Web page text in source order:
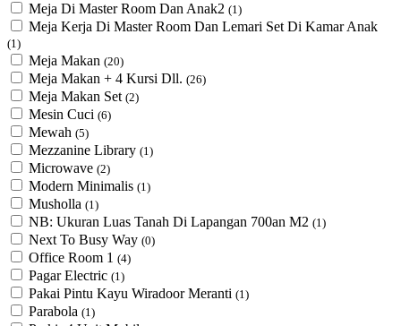
Meja Di Master Room Dan Anak2 (1)
Meja Kerja Di Master Room Dan Lemari Set Di Kamar Anak
(1)
Meja Makan (20)
Meja Makan + 4 Kursi Dll. (26)
Meja Makan Set (2)
Mesin Cuci (6)
Mewah (5)
Mezzanine Library (1)
Microwave (2)
Modern Minimalis (1)
Musholla (1)
NB: Ukuran Luas Tanah Di Lapangan 700an M2 (1)
Next To Busy Way (0)
Office Room 1 (4)
Pagar Electric (1)
Pakai Pintu Kayu Wiradoor Meranti (1)
Parabola (1)